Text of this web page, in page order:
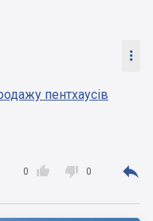

пентхаусів

0  0 